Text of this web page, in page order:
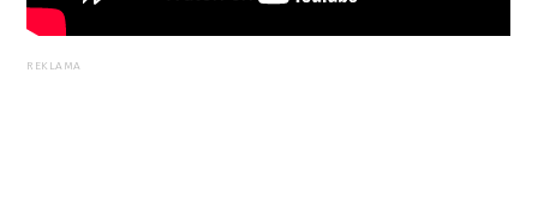
REKLAMA